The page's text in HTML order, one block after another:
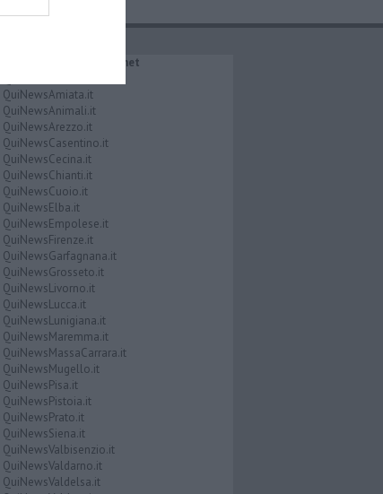
IL NETWORK QuiNews.net
QuiNewsAmiata.it
QuiNewsAnimali.it
QuiNewsArezzo.it
QuiNewsCasentino.it
QuiNewsCecina.it
QuiNewsChianti.it
QuiNewsCuoio.it
QuiNewsElba.it
QuiNewsEmpolese.it
QuiNewsFirenze.it
QuiNewsGarfagnana.it
QuiNewsGrosseto.it
QuiNewsLivorno.it
QuiNewsLucca.it
QuiNewsLunigiana.it
QuiNewsMaremma.it
QuiNewsMassaCarrara.it
QuiNewsMugello.it
QuiNewsPisa.it
QuiNewsPistoia.it
QuiNewsPrato.it
QuiNewsSiena.it
QuiNewsValbisenzio.it
QuiNewsValdarno.it
QuiNewsValdelsa.it